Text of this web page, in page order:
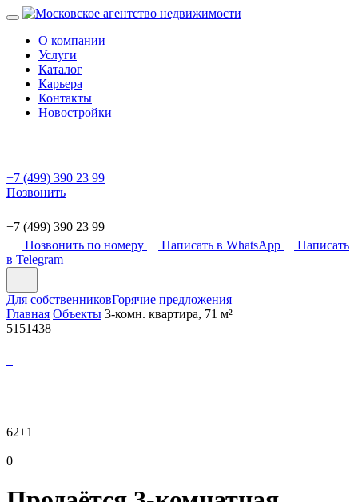
О компании
Услуги
Каталог
Карьера
Контакты
Новостройки
+7 (499) 390 23 99
Позвонить
+7 (499) 390 23 99
Позвонить по номеру
Написать в WhatsApp
Написать
в Telegram
Для собственниковГорячие предложения
Главная Объекты 3-комн. квартира, 71 м²
5151438
62+1
0